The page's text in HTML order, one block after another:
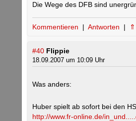
Die Wege des DFB sind
Kommentieren | Antworten |
#40 Flippie
18.09.2007 um 10:09 Uhr
Was anders:
Huber spielt ab sofort bei den
http://www.fr-online.de/